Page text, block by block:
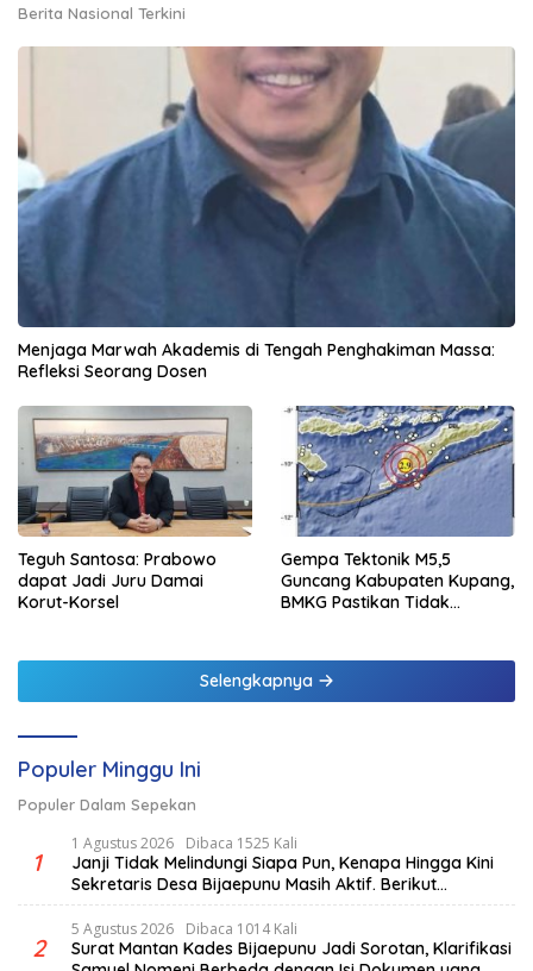
Berita Nasional Terkini
Menjaga Marwah Akademis di Tengah Penghakiman Massa:
Refleksi Seorang Dosen
Teguh Santosa: Prabowo
dapat Jadi Juru Damai
Korut-Korsel
Gempa Tektonik M5,5
Guncang Kabupaten Kupang,
BMKG Pastikan Tidak
Selengkapnya
Populer Minggu Ini
Populer Dalam Sepekan
1
1 Agustus 2026 Dibaca 1525 Kali
Janji Tidak Melindungi Siapa Pun, Kenapa Hingga Kini
Sekretaris Desa Bijaepunu Masih Aktif. Berikut
penjelasan Ketua Komisi I DPRD TTS.
2
5 Agustus 2026 Dibaca 1014 Kali
Surat Mantan Kades Bijaepunu Jadi Sorotan, Klarifikasi